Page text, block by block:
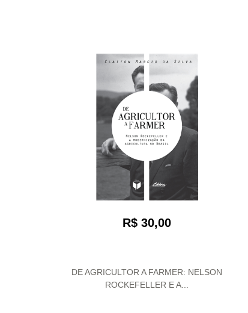
R$ 30,00
DE AGRICULTOR A FARMER: NELSON
ROCKEFELLER E A...